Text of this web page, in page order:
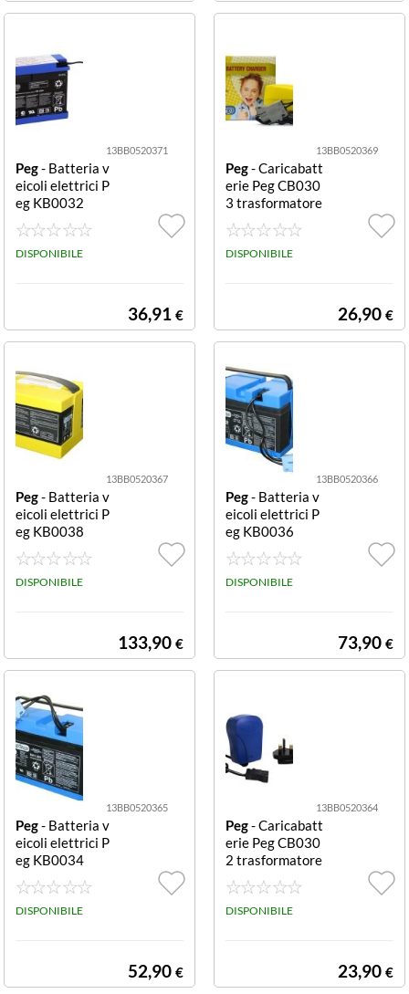
13BB0520371
Peg- Batteria v
eicoli elettrici P
eg KB0032
DISPONIBILE
36,91 €
13BB0520369
Peg- Caricabatt
erie Peg CB030
3 trasformatore
24V Trasformat
ore (24 V)
DISPONIBILE
26,90 €
13BB0520367
Peg- Batteria v
eicoli elettrici P
eg KB0038
DISPONIBILE
133,90 €
13BB0520366
Peg- Batteria v
eicoli elettrici P
eg KB0036
DISPONIBILE
73,90 €
13BB0520365
Peg- Batteria v
eicoli elettrici P
eg KB0034
DISPONIBILE
52,90 €
13BB0520364
Peg- Caricabatt
erie Peg CB030
2 trasformatore
12V Trasformat
ore (12 V)
DISPONIBILE
23,90 €